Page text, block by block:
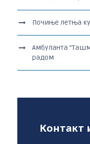
Почиње летња
Амбуланта
радом
Контакт